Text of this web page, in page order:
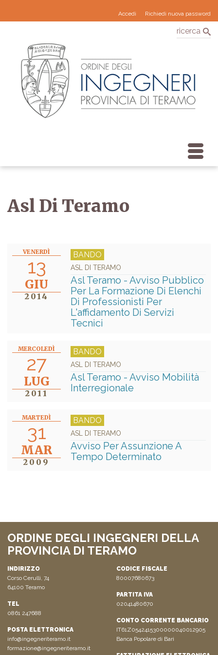
Accedi Richiedi nuova password
ricerca
Asl Di Teramo
VENERDÌ
13
GIU
2014
BANDO
ASL DI TERAMO
Asl Teramo - Avviso Pubblico
Per La Formazione Di Elenchi
Di Professionisti Per
L'affidamento Di Servizi
Tecnici
MERCOLEDÌ
27
LUG
2011
BANDO
ASL DI TERAMO
Asl Teramo - Avviso Mobilità
Interregionale
MARTEDÌ
31
MAR
2009
BANDO
ASL DI TERAMO
Avviso Per Assunzione A
Tempo Determinato
ORDINE DEGLI INGEGNERI DELLA
PROVINCIA DI TERAMO
INDIRIZZO
Corso Cerulli, 74
64100 Teramo
TEL
0861 247688
POSTA ELETTRONICA
info@ingegneriteramo.it
formazione@ingegneriteramo.it
CODICE FISCALE
80007680673
PARTITA IVA
02041480670
CONTO CORRENTE BANCARIO
IT61Z0542415300000040012905
Banca Popolare di Bari